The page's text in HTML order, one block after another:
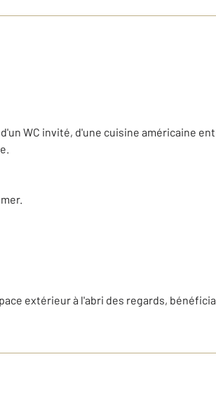
WC invité, d'une cuisine américaine
extérieur à l'abri des regards,